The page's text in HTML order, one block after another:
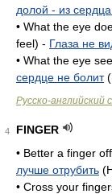
долой - из
• What the eye
feel) - Глаза не
• What the eye
сердце не болит
Русско-английский
4
FINGER
• Better a finger
лучше отрубить
• Cross your